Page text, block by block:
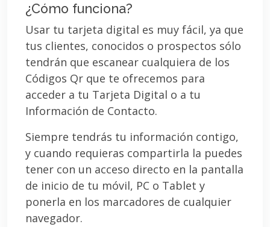
¿Cómo funciona?
Usar tu tarjeta digital es muy fácil, ya que
tus clientes, conocidos o prospectos sólo
tendrán que escanear cualquiera de los
Códigos Qr que te ofrecemos para
acceder a tu Tarjeta Digital o a tu
Información de Contacto.
Siempre tendrás tu información contigo,
y cuando requieras compartirla la puedes
tener con un acceso directo en la pantalla
de inicio de tu móvil, PC o Tablet y
ponerla en los marcadores de cualquier
navegador.